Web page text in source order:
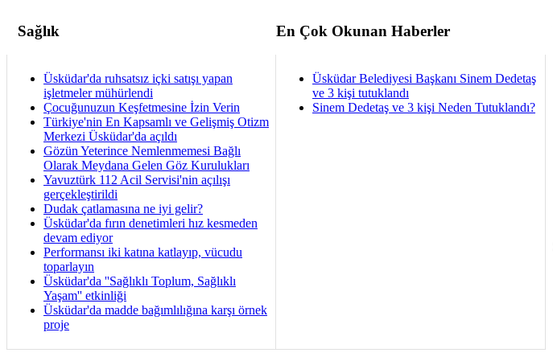
Sağlık En Çok Okunan Haberler
Üsküdar'da ruhsatsız içki satışı yapan
işletmeler mühürlendi
Çocuğunuzun Keşfetmesine İzin Verin
Türkiye'nin En Kapsamlı ve Gelişmiş Otizm
Merkezi Üsküdar'da açıldı
Gözün Yeterince Nemlenmemesi Bağlı
Olarak Meydana Gelen Göz Kurulukları
Yavuztürk 112 Acil Servisi'nin açılışı
gerçekleştirildi
Dudak çatlamasına ne iyi gelir?
Üsküdar'da fırın denetimleri hız kesmeden
devam ediyor
Performansı iki katına katlayıp, vücudu
toparlayın
Üsküdar'da ''Sağlıklı Toplum, Sağlıklı
Yaşam'' etkinliği
Üsküdar'da madde bağımlılığına karşı örnek
proje
Üsküdar Belediyesi Başkanı Sinem Dedetaş
ve 3 kişi tutuklandı
Sinem Dedetaş ve 3 kişi Neden Tutuklandı?